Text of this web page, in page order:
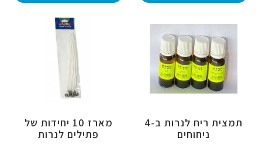
תמצית ריח לנרות ב-4
ניחוחים
מארז 10 יחידות של
פתילים לנרות